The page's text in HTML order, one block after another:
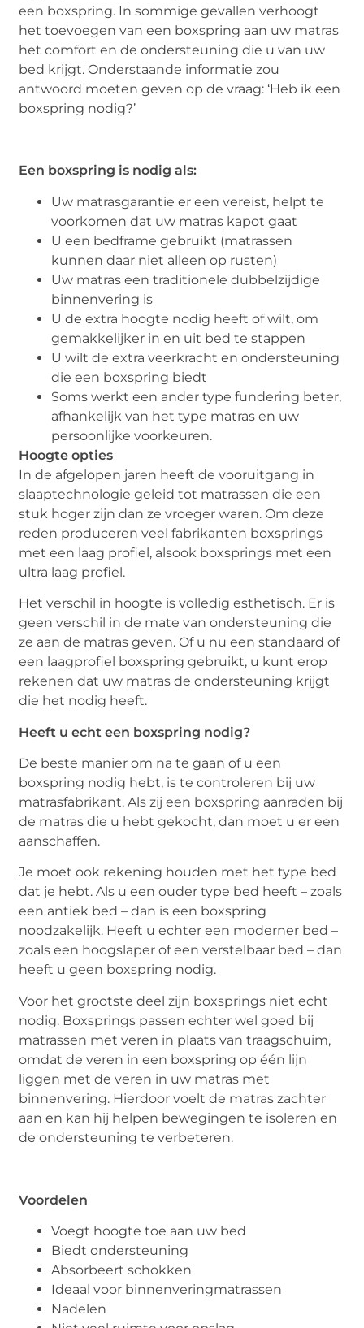
een boxspring. In sommige gevallen verhoogt
het toevoegen van een boxspring aan uw matras
het comfort en de ondersteuning die u van uw
bed krijgt. Onderstaande informatie zou
antwoord moeten geven op de vraag: ‘Heb ik een
boxspring nodig?’
Een boxspring is nodig als:
Uw matrasgarantie er een vereist, helpt te
voorkomen dat uw matras kapot gaat
U een bedframe gebruikt (matrassen
kunnen daar niet alleen op rusten)
Uw matras een traditionele dubbelzijdige
binnenvering is
U de extra hoogte nodig heeft of wilt, om
gemakkelijker in en uit bed te stappen
U wilt de extra veerkracht en ondersteuning
die een boxspring biedt
Soms werkt een ander type fundering beter,
afhankelijk van het type matras en uw
persoonlijke voorkeuren.
Hoogte opties
In de afgelopen jaren heeft de vooruitgang in
slaaptechnologie geleid tot matrassen die een
stuk hoger zijn dan ze vroeger waren. Om deze
reden produceren veel fabrikanten boxsprings
met een laag profiel, alsook boxsprings met een
ultra laag profiel.
Het verschil in hoogte is volledig esthetisch. Er is
geen verschil in de mate van ondersteuning die
ze aan de matras geven. Of u nu een standaard of
een laagprofiel boxspring gebruikt, u kunt erop
rekenen dat uw matras de ondersteuning krijgt
die het nodig heeft.
Heeft u echt een boxspring nodig?
De beste manier om na te gaan of u een
boxspring nodig hebt, is te controleren bij uw
matrasfabrikant. Als zij een boxspring aanraden bij
de matras die u hebt gekocht, dan moet u er een
aanschaffen.
Je moet ook rekening houden met het type bed
dat je hebt. Als u een ouder type bed heeft – zoals
een antiek bed – dan is een boxspring
noodzakelijk. Heeft u echter een moderner bed –
zoals een hoogslaper of een verstelbaar bed – dan
heeft u geen boxspring nodig.
Voor het grootste deel zijn boxsprings niet echt
nodig. Boxsprings passen echter wel goed bij
matrassen met veren in plaats van traagschuim,
omdat de veren in een boxspring op één lijn
liggen met de veren in uw matras met
binnenvering. Hierdoor voelt de matras zachter
aan en kan hij helpen bewegingen te isoleren en
de ondersteuning te verbeteren.
Voordelen
Voegt hoogte toe aan uw bed
Biedt ondersteuning
Absorbeert schokken
Ideaal voor binnenveringmatrassen
Nadelen